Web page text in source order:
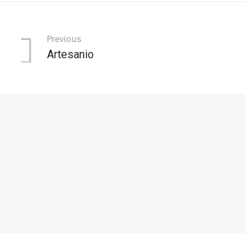
Previous
Artesanio